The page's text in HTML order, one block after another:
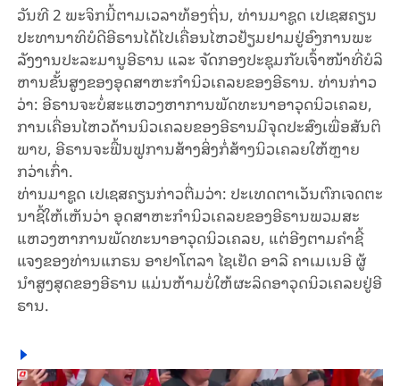
ວັນ​ທີ 2 ພະ​ຈິກ​ນີ້​ຕາມ​ເວ​ລາ​ທ້ອງ​ຖິ່ນ, ທ່ານ​ມາ​ຊູດ ເປ​ເຊ​ສ​ຄຽນ
ປະ​ທາ​ນາ​ທິ​ບໍ​ດີ​ອີ​ຣານ​ໄດ້​ໄປ​​ເຄື່ອນ​ໄຫວ​ຢ້ຽມ​ຢາມຢູ່​ອົງ​ການ​ພະ​
ລັງ​ງານປະ​ລະ​ມາ​ນູ​ອີ​ຣານ ແລະ ຈັດ​ກອງ​ປະ​ຊຸມ​ກັບ​ເຈົ້າ​ໜ້າ​ທີ່​ບໍ​ລິ​
ຫານ​ຂັ້ນ​ສູງ​ຂອງ​ອຸດ​ສາ​ຫະ​ກຳ​ນິວ​ເຄ​ລຍ​ຂອງ​ອີຣານ. ທ່ານ​ກ່າວ​
ວ່າ: ອີ​ຣານ​ຈະ​ບໍ່​ສະ​ແຫວງ​ຫາ​ການ​ພັດ​ທະ​ນາ​ອາ​ວຸດ​ນິວ​ເຄ​ລຍ,
ການ​ເຄື່ອນ​ໄຫວ​ດ້ານ​ນິວ​ເຄ​ລຍ​ຂອງ​ອີຣານ​ມີ​ຈຸດ​ປະ​ສົງ​ເພື່ອ​ສັນ​ຕິ​
ພາບ, ອີຣານ​ຈະ​ຟື້ນ​ຟູ​ການ​ສ້າງ​ສິ່ງ​ກໍ່​ສ້າງ​ນິວ​ເຄ​ລຍ​ໃຫ້ຫຼາຍ
ກວ່າ​ເກົ່າ.
ທ່ານ​ມາ​ຊູດ ເປ​ເຊ​ສ​ຄຽນກ່າວຕື່ມ​ວ່າ: ປະ​ເທດ​ຕາ​ເວັນ​ຕົກ​ເຈດ​ຕະ​
ນາ​​ຊີ້​ໃຫ້​ເຫັນວ່າ ອຸດ​ສາ​ຫະ​ກຳ​ນິວ​ເຄ​ລຍ​ຂອງ​ອີ​ຣານ​ພວມ​ສະ​
ແຫວງ​ຫາ​ການ​ພັດ​ທະ​ນາ​ອາ​ວຸດ​ນິວ​ເຄ​ລຍ, ແຕ່​ອີງ​ຕາມ​ຄຳ​ຊີ້​
ແຈງ​ຂອງ​ທ່ານ​ແກ​ຣນ ອາ​ຢາ​ໂຕ​ລາ ໄຊ​ເຢັດ ອາ​ລີ ຄາ​ເມ​​ເນ​ອີ ຜູ້​
ນຳ​ສູງ​ສຸດ​ຂອງ​ອີ​ຣານ ແມ່ນຫ້າມ​ບໍ່​ໃຫ້ຜະ​ລິດ​ອາ​ວຸດ​ນິ​ວ​ເຄ​ລຍຢູ່​ອີ​
ຣານ.